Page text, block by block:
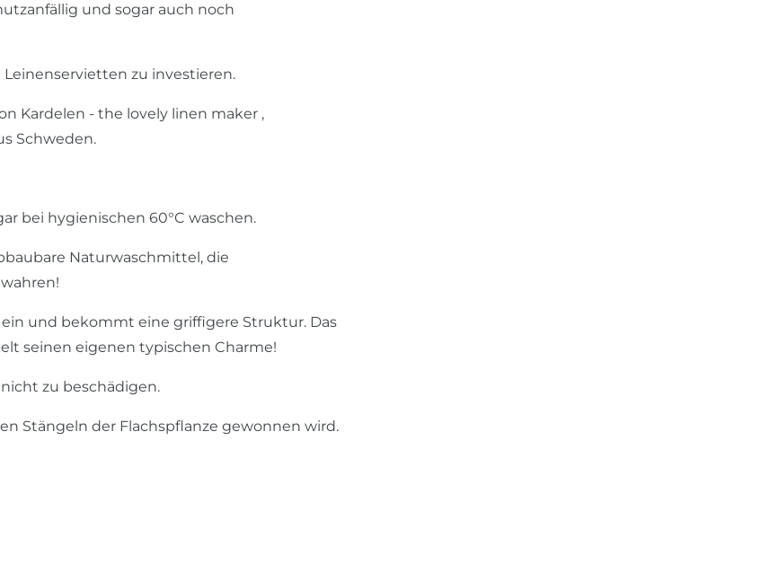
und sogar auch noch
zu investieren.
Kardelen - the lovely linen maker ,
Schweden.
bei hygienischen 60°C waschen.
Naturwaschmittel, die
und bekommt eine griffigere Struktur. Das
seinen eigenen typischen Charme!
zu beschädigen.
Stängeln der Flachspflanze gewonnen wird.